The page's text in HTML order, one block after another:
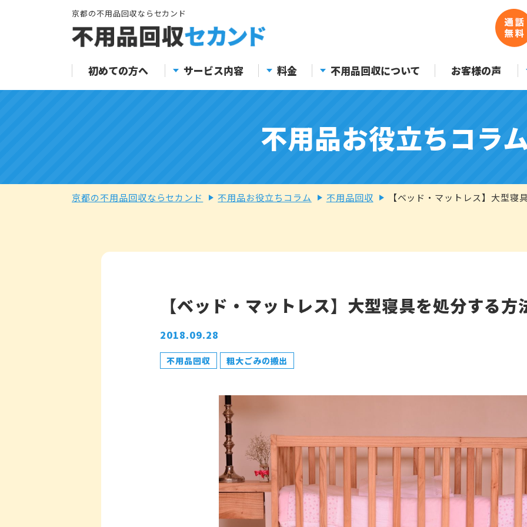
京都の不用品回収ならセカンド
初めての方へ サービス内容 料金 不用品回収について お客様の声
不用品お役立ちコラ
京都の不用品回収ならセカンド 不用品お役立ちコラム 不用品回収 【ベッド・マットレス】大型寝
【ベッド・マットレス】大型寝具を処分する方
2018.09.28
不用品回収 粗大ごみの搬出